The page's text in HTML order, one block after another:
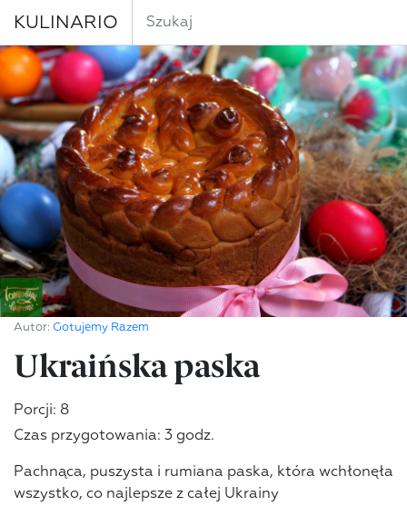
KULINARIO
Autor: Gotujemy Razem
Ukraińska paska
Porcji: 8
Czas przygotowania: 3 godz.
Pachnąca, puszysta i rumiana paska, która wchłonęła
wszystko, co najlepsze z całej Ukrainy